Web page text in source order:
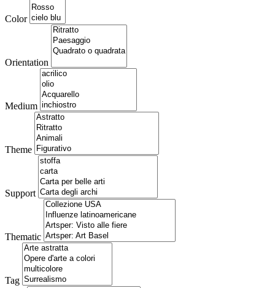
Color
Orientation
Medium
Theme
Support
Thematic
Tag